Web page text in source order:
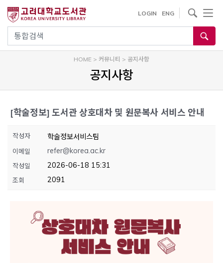
건
기
통합검색
LOGIN ENG
사이트내 검색
HOME > 커뮤니티 > 공지사항
공지사항
[학술정보]도서관 상호대차 및 원문복사 서비스 안내
작성자 학술정보서비스팀
이메일 refer@korea.ac.kr
작성일 2026-06-18 15:31
조회 2091